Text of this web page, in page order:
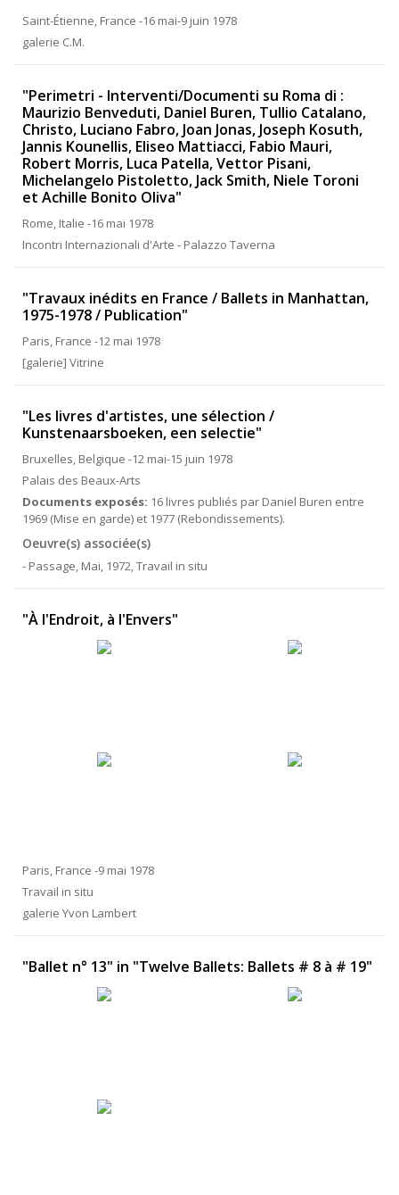
Saint-Étienne, France -16 mai-9 juin 1978
galerie C.M.
"Perimetri - Interventi/Documenti su Roma di :
Maurizio Benveduti, Daniel Buren, Tullio Catalano,
Christo, Luciano Fabro, Joan Jonas, Joseph Kosuth,
Jannis Kounellis, Eliseo Mattiacci, Fabio Mauri,
Robert Morris, Luca Patella, Vettor Pisani,
Michelangelo Pistoletto, Jack Smith, Niele Toroni
et Achille Bonito Oliva"
Rome, Italie -16 mai 1978
Incontri Internazionali d'Arte - Palazzo Taverna
"Travaux inédits en France / Ballets in Manhattan,
1975-1978 / Publication"
Paris, France -12 mai 1978
[galerie] Vitrine
"Les livres d'artistes, une sélection /
Kunstenaarsboeken, een selectie"
Bruxelles, Belgique -12 mai-15 juin 1978
Palais des Beaux-Arts
Documents exposés: 16 livres publiés par Daniel Buren entre
1969 (Mise en garde) et 1977 (Rebondissements).
Oeuvre(s) associée(s)
- Passage, Mai, 1972, Travail in situ
"À l'Endroit, à l'Envers"
Paris, France -9 mai 1978
Travail in situ
galerie Yvon Lambert
"Ballet n° 13" in "Twelve Ballets: Ballets # 8 à # 19"